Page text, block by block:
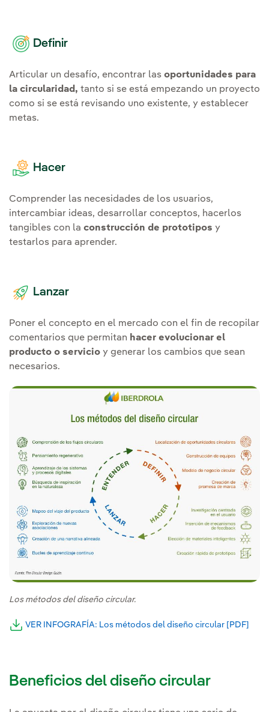
Definir
Articular un desafío, encontrar las oportunidades para
la circularidad, tanto si se está empezando un proyecto
como si se está revisando uno existente, y establecer
metas.
Hacer
Comprender las necesidades de los usuarios,
intercambiar ideas, desarrollar conceptos, hacerlos
tangibles con la construcción de prototipos y
testarlos para aprender.
Lanzar
Poner el concepto en el mercado con el fin de recopilar
comentarios que permitan hacer evolucionar el
producto o servicio y generar los cambios que sean
necesarios.
Los métodos del diseño circular.
VER INFOGRAFÍA: Los métodos del diseño circular [PDF]
Beneficios del diseño circular